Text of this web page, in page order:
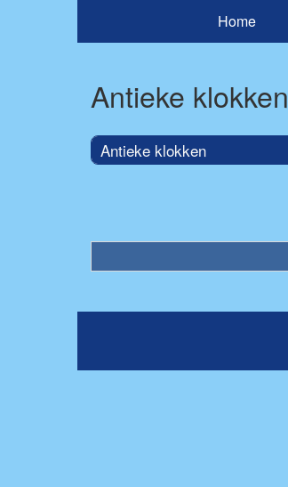
Home
Antieke klokken
Antieke klokken